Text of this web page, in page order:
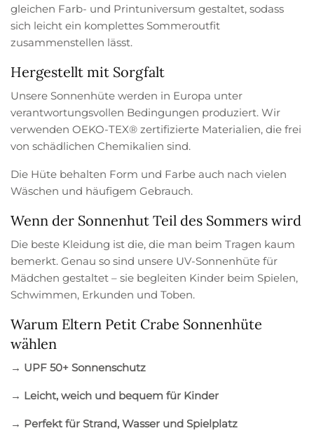
gleichen Farb- und Printuniversum gestaltet, sodass
sich leicht ein komplettes Sommeroutfit
zusammenstellen lässt.
Hergestellt mit Sorgfalt
Unsere Sonnenhüte werden in Europa unter
verantwortungsvollen Bedingungen produziert. Wir
verwenden OEKO-TEX® zertifizierte Materialien, die frei
von schädlichen Chemikalien sind.
Die Hüte behalten Form und Farbe auch nach vielen
Wäschen und häufigem Gebrauch.
Wenn der Sonnenhut Teil des Sommers wird
Die beste Kleidung ist die, die man beim Tragen kaum
bemerkt. Genau so sind unsere UV-Sonnenhüte für
Mädchen gestaltet – sie begleiten Kinder beim Spielen,
Schwimmen, Erkunden und Toben.
Warum Eltern Petit Crabe Sonnenhüte
wählen
→ UPF 50+ Sonnenschutz
→ Leicht, weich und bequem für Kinder
→ Perfekt für Strand, Wasser und Spielplatz